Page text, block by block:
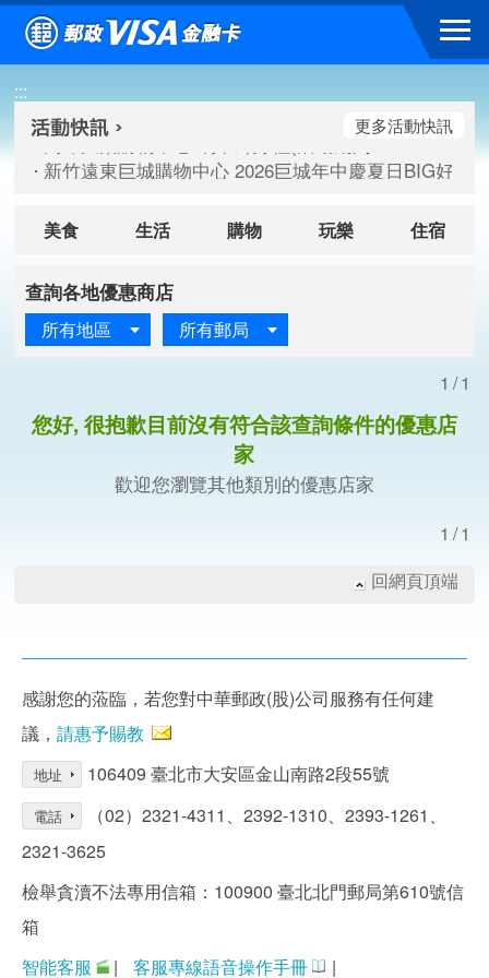
跳到主要內容區塊
:::
高雄大樂購物中心 刷卡郵好禮(活動期間：115/08/07-
臺北三創生活 有點東西第2波 刷卡郵好禮(活動期間：
高雄大樂購物中心 刷卡郵好禮(活動期間：115/08/07-
新竹遠東巨城購物中心 2026巨城年中慶夏日BIG好刷(
更多活動快訊
美食 生活 購物 玩樂 住宿
查詢各地優惠商店
所有地區 所有郵局
1/1
您好, 很抱歉目前沒有符合該查詢條件的優惠店
家
歡迎您瀏覽其他類別的優惠店家
1/1
回網頁頂端
感謝您的蒞臨，若您對中華郵政(股)公司服務有任何建
議， 請惠予賜教
地址 106409 臺北市大安區金山南路2段55號
電話
（02）2321-4311、2392-1310、2393-1261、
2321-3625
檢舉貪瀆不法專用信箱：100900 臺北北門郵局第610號信
箱
智能客服
| 客服專線語音操作手冊 |